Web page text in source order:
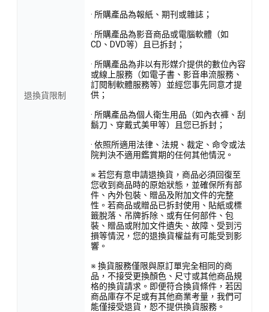
退換貨限制
· 所購產品為報紙、期刊或雜誌；
· 所購產品為影音商品或電腦軟體（如
CD、DVD等）且已拆封；
· 所購產品為非以有形媒介提供的數位內容
或線上服務（如電子書、影音串流服務、
訂閱制軟體服務等）並經您事先同意才提
供；
· 所購產品為個人衛生用品（如內衣褲、刮
鬍刀、穿戴式美甲等）且您已拆封；
· 依照所適用法律、法規、裁定、命令或法
院判決不適用鑑賞期的任何其他情況。
※ 若您有意申請退換貨，商品必須回復至
您收到商品時的原始狀態，並確保所有部
件、內外包裝、贈品及附加文件的完整
性。若商品或贈品已拆封使用、貼紙或標
籤脫落、吊牌拆除、或有任何部件、包
裝、贈品或附加文件遺失、故障、受到污
損等情況，您的退換貨權益有可能受到影
響。
※ 換貨服務僅限與原訂單完全相同的商
品，不接受更換顏色、尺寸或其他商品規
格的換貨請求。即便符合換貨條件，若因
商品庫存不足或有其他商業考量，我們可
能僅接受退貨，恕不提供換貨服務。